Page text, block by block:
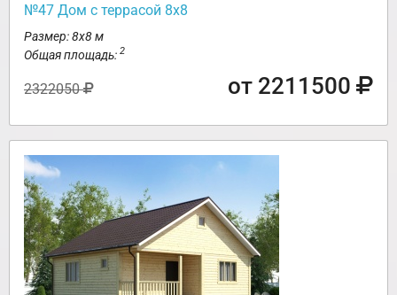
№47 Дом с террасой 8х8
Размер: 8х8 м
Общая площадь: 2
2322050 от 2211500